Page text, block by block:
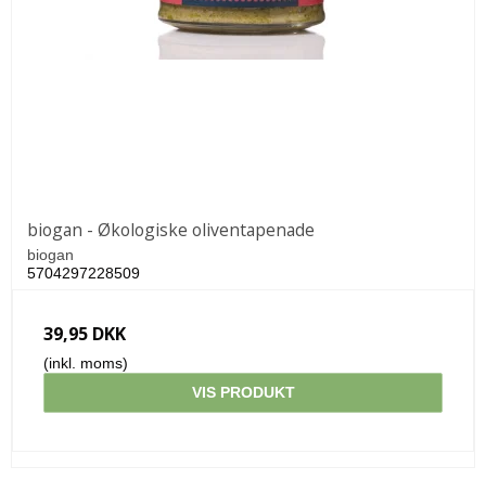
biogan - Økologiske oliventapenade
biogan
5704297228509
39,95 DKK
(inkl. moms)
VIS PRODUKT